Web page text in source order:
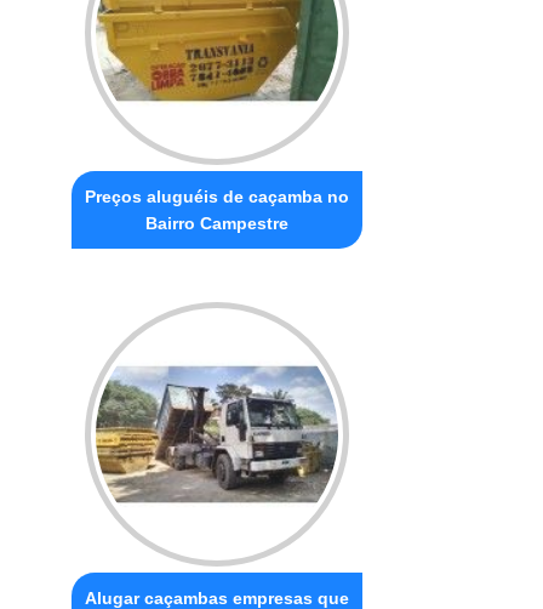
Preços aluguéis de caçamba no
Bairro Campestre
Alugar caçambas empresas que